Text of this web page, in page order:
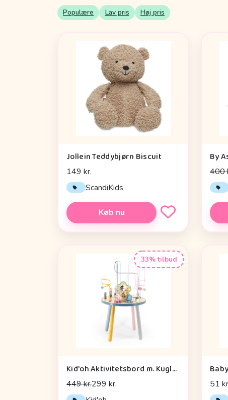
Populære Lav pris Høj pris
Jollein Teddybjørn Biscuit
149 kr.
ScandiKids
Køb nu
400
33% tilbud
Kid'oh Aktivitetsbord m. Kuglespiraler
449 kr.299 kr.
51